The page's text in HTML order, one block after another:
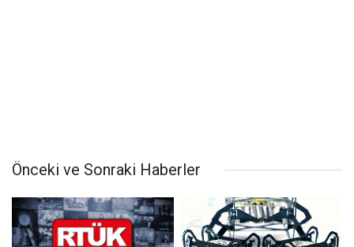
Önceki ve Sonraki Haberler